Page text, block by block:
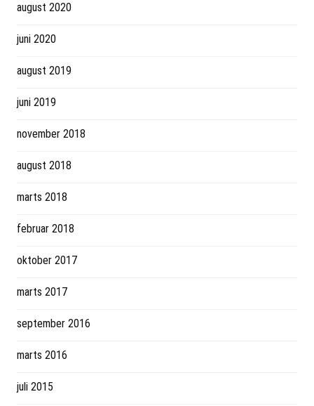
august 2020
juni 2020
august 2019
juni 2019
november 2018
august 2018
marts 2018
februar 2018
oktober 2017
marts 2017
september 2016
marts 2016
juli 2015